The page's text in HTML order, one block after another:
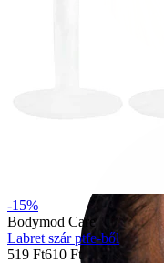
-15%
Bodymod Care
Labret szár ptfe-ből
519 Ft610 Ft